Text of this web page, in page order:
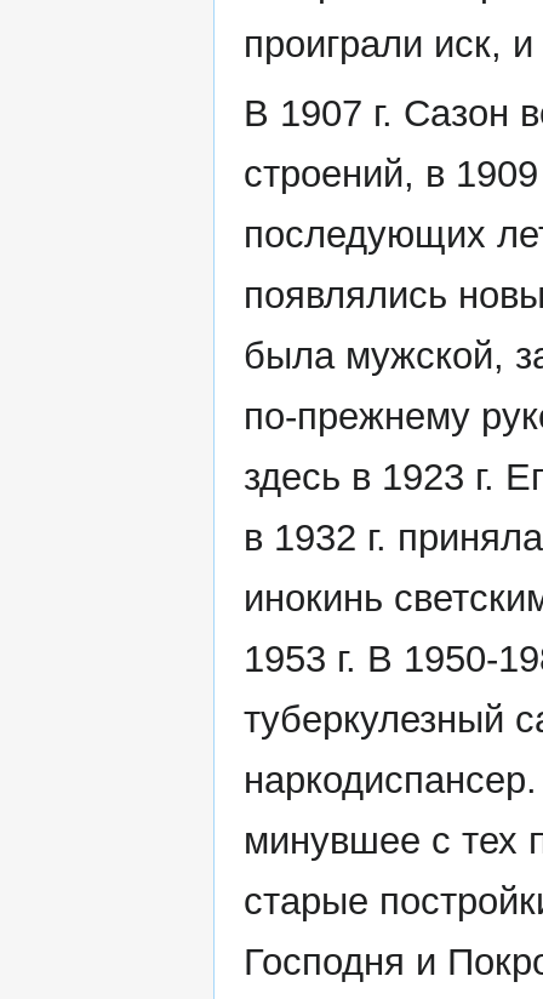
проиграли иск,
В 1907 г. Сазон
строений, в
последующих
появлялись
была мужской,
по-прежнему
здесь в 1923 г.
в 1932 г.
инокинь
1953 г. В 1950-
туберкулезный
минувшее с тех
старые
Господня и